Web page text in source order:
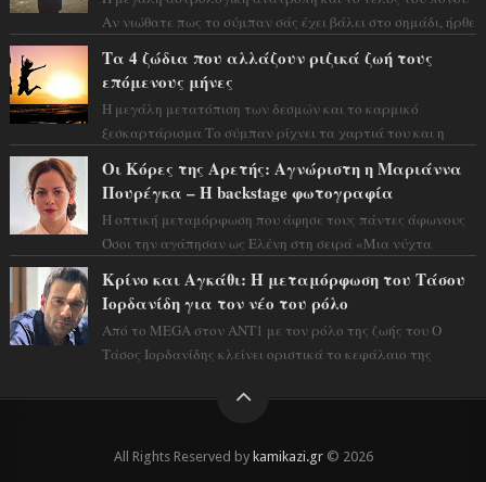
Αν νιώθατε πως το σύμπαν σάς έχει βάλει στο σημάδι, ήρθε
Τα 4 ζώδια που αλλάζουν ριζικά ζωή τους
επόμενους μήνες
Η μεγάλη μετατόπιση των δεσμών και το καρμικό
ξεσκαρτάρισμα Το σύμπαν ρίχνει τα χαρτιά του και η
Οι Κόρες της Αρετής: Αγνώριστη η Μαριάννα
Πουρέγκα – H backstage φωτογραφία
Η οπτική μεταμόρφωση που άφησε τους πάντες άφωνους
Όσοι την αγάπησαν ως Ελένη στη σειρά «Μια νύχτα
Κρίνο και Αγκάθι: Η μεταμόρφωση του Τάσου
Ιορδανίδη για τον νέο του ρόλο
Από το MEGA στον ΑΝΤ1 με τον ρόλο της ζωής του Ο
Τάσος Ιορδανίδης κλείνει οριστικά το κεφάλαιο της
All Rights Reserved by kamikazi.gr© 2026